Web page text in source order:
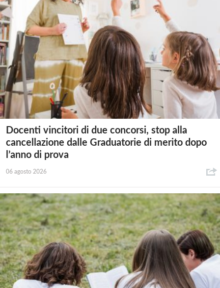
Docenti vincitori di due concorsi, stop alla
cancellazione dalle Graduatorie di merito dopo
l’anno di prova
06 agosto 2026